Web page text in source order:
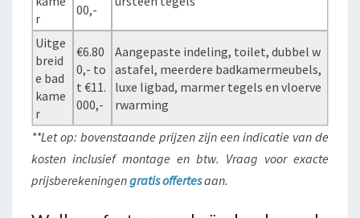
r
00,-
Uitge
breid
e bad
kame
r
€6.80
0,- to
t €11.
000,-
Aangepaste indeling, toilet, dubbel w
astafel, meerdere badkamermeubels,
luxe ligbad, marmer tegels en vloerve
rwarming
**Let op: bovenstaande prijzen zijn een indicatie van de
kosten inclusief montage en btw. Vraag voor exacte
prijsberekeningengratis offertesaan.